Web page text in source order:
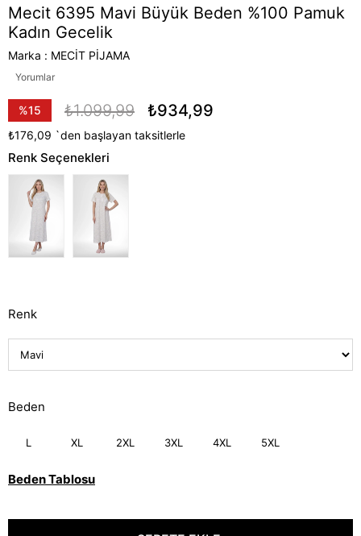
Mecit 6395 Mavi Büyük Beden %100 Pamuk
Kadın Gecelik
Marka : MECİT PİJAMA
Yorumlar
%15
İndirim
₺1.099,99 ₺934,99
₺176,09 `den başlayan taksitlerle
Renk Seçenekleri
Renk
Beden
L XL 2XL 3XL 4XL 5XL
Beden Tablosu